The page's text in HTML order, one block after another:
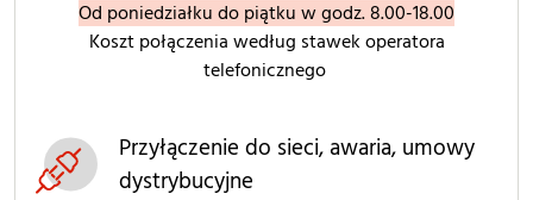
Od poniedziałku do piątku w godz. 8.00-18.00
Koszt połączenia według stawek operatora
telefonicznego
Przyłączenie do sieci, awaria, umowy
dystrybucyjne